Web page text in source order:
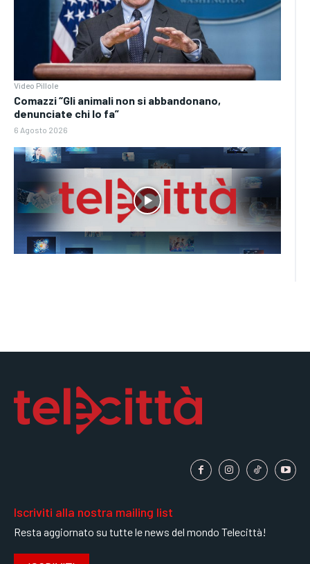
Video Pillole
Comazzi “Gli animali non si abbandonano,
denunciate chi lo fa”
6 Agosto 2026
Iscriviti alla nostra mailing list
Resta aggiornato su tutte le news del mondo Telecittà!